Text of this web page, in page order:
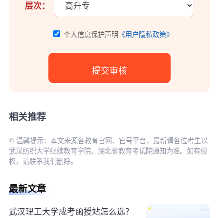
层次：
个人信息保护声明 《用户隐私政策》
相关推荐
© 温馨提示：本文来源各教育官网、官号平台，最新请各位考生以
武汉纺织大学继续教育学院、湖北省教育考试院通知为准。如有侵
权，请联系我们删除。
最新文章
武汉理工大学成考函授站怎么选？